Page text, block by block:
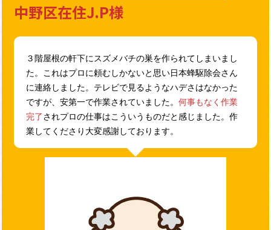
中野区在住J.P様
３階屋根の軒下にスズメバチの巣を作られてしまいまし
た。これはプロに頼むしかないと思い日本蜂駆除会さん
に連絡しました。テレビで見るようなハデさはなかった
ですが、安第一で作業されていました。 何事もなく作業
完了されプロの仕事はこういうものだと感じました。作
業してくださり大変感謝しております。